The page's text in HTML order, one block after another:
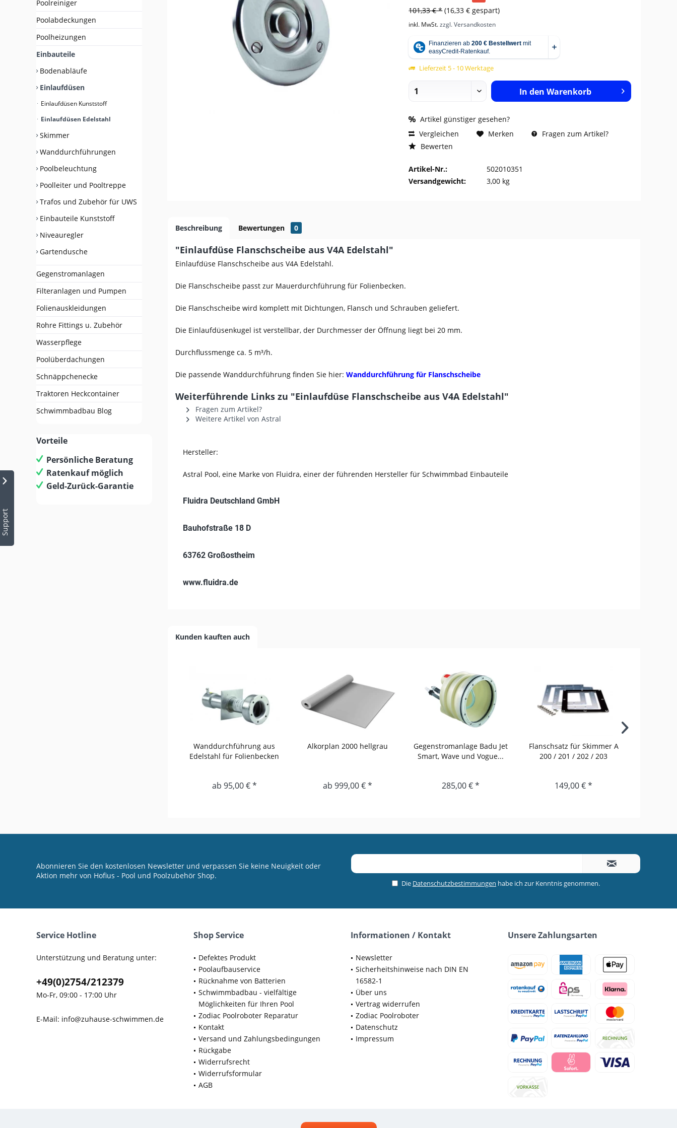
Support
Poolreiniger
Poolabdeckungen
Poolheizungen
Einbauteile
Bodenabläufe
Einlaufdüsen
Einlaufdüsen Kunststoff
Einlaufdüsen Edelstahl
Skimmer
Wanddurchführungen
Poolbeleuchtung
Poolleiter und Pooltreppe
Trafos und Zubehör für UWS
Einbauteile Kunststoff
Niveauregler
Gartendusche
Gegenstromanlagen
Filteranlagen und Pumpen
Folienauskleidungen
Rohre Fittings u. Zubehör
Wasserpflege
Poolüberdachungen
Schnäppchenecke
Traktoren Heckcontainer
Schwimmbadbau Blog
Vorteile
Persönliche Beratung
Ratenkauf möglich
Geld-Zurück-Garantie
101,33 € * (16,33 € gespart)
inkl. MwSt.zzgl. Versandkosten
Lieferzeit 5 - 10 Werktage
In den Warenkorb
Artikel günstiger gesehen?
Vergleichen
Merken
Fragen zum Artikel?
Bewerten
Artikel-Nr.:
502010351
Versandgewicht:
3,00 kg
Beschreibung Bewertungen 0
"Einlaufdüse Flanschscheibe aus V4A Edelstahl"
Einlaufdüse Flanschscheibe aus V4A Edelstahl.
Die Flanschscheibe passt zur Mauerdurchführung für Folienbecken.
Die Flanschscheibe wird komplett mit Dichtungen, Flansch und Schrauben geliefert.
Die Einlaufdüsenkugel ist verstellbar, der Durchmesser der Öffnung liegt bei 20 mm.
Durchflussmenge ca. 5 m³/h.
Die passende Wanddurchführung finden Sie hier: Wanddurchführung für Flanschscheibe
Weiterführende Links zu "Einlaufdüse Flanschscheibe aus V4A Edelstahl"
Fragen zum Artikel?
Weitere Artikel von Astral
Hersteller:
Astral Pool, eine Marke von Fluidra, einer der führenden Hersteller für Schwimmbad Einbauteile
Fluidra Deutschland GmbH
Bauhofstraße 18 D
63762 Großostheim
www.fluidra.de
Kunden kauften auch
Wanddurchführung aus
Edelstahl für Folienbecken
ab 95,00 € *
Alkorplan 2000 hellgrau
ab 999,00 € *
Gegenstromanlage Badu Jet
Smart, Wave und Vogue...
285,00 € *
Flanschsatz für Skimmer A
200 / 201 / 202 / 203
149,00 € *
Abonnieren Sie den kostenlosen Newsletter und verpassen Sie keine Neuigkeit oder
Aktion mehr von Hofius - Pool und Poolzubehör Shop.
Die Datenschutzbestimmungen habe ich zur Kenntnis genommen.
Service Hotline
Unterstützung und Beratung unter:
+49(0)2754/212379
Mo-Fr, 09:00 - 17:00 Uhr
E-Mail: info@zuhause-schwimmen.de
Shop Service
Defektes Produkt
Poolaufbauservice
Rücknahme von Batterien
Schwimmbadbau - vielfältige
Möglichkeiten für Ihren Pool
Zodiac Poolroboter Reparatur
Kontakt
Versand und Zahlungsbedingungen
Rückgabe
Widerrufsrecht
Widerrufsformular
AGB
Informationen / Kontakt
Newsletter
Sicherheitshinweise nach DIN EN
16582-1
Über uns
Vertrag widerrufen
Zodiac Poolroboter
Datenschutz
Impressum
Unsere Zahlungsarten